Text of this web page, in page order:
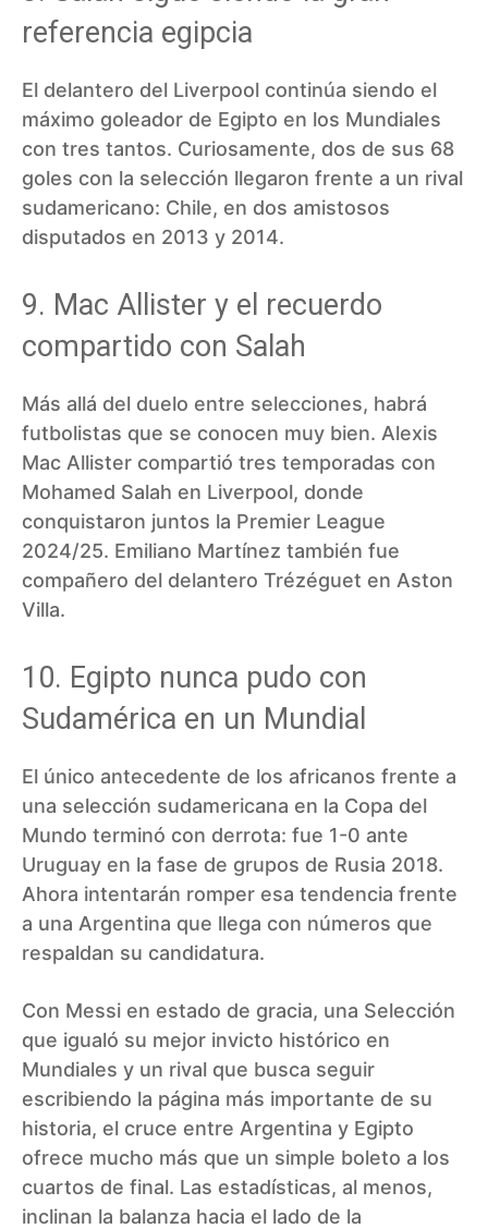
referencia egipcia
El delantero del Liverpool continúa siendo el
máximo goleador de Egipto en los Mundiales
con tres tantos. Curiosamente, dos de sus 68
goles con la selección llegaron frente a un rival
sudamericano: Chile, en dos amistosos
disputados en 2013 y 2014.
9. Mac Allister y el recuerdo
compartido con Salah
Más allá del duelo entre selecciones, habrá
futbolistas que se conocen muy bien. Alexis
Mac Allister compartió tres temporadas con
Mohamed Salah en Liverpool, donde
conquistaron juntos la Premier League
2024/25. Emiliano Martínez también fue
compañero del delantero Trézéguet en Aston
Villa.
10. Egipto nunca pudo con
Sudamérica en un Mundial
El único antecedente de los africanos frente a
una selección sudamericana en la Copa del
Mundo terminó con derrota: fue 1-0 ante
Uruguay en la fase de grupos de Rusia 2018.
Ahora intentarán romper esa tendencia frente
a una Argentina que llega con números que
respaldan su candidatura.
Con Messi en estado de gracia, una Selección
que igualó su mejor invicto histórico en
Mundiales y un rival que busca seguir
escribiendo la página más importante de su
historia, el cruce entre Argentina y Egipto
ofrece mucho más que un simple boleto a los
cuartos de final. Las estadísticas, al menos,
inclinan la balanza hacia el lado de la